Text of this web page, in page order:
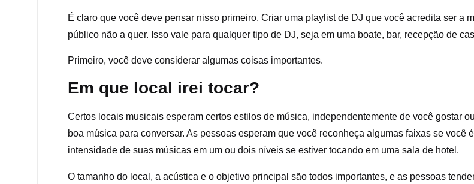
É claro que você deve pensar nisso primeiro. Criar uma playlist de DJ que você acredita ser a
público não a quer. Isso vale para qualquer tipo de DJ, seja em uma boate, bar, recepção de
Primeiro, você deve considerar algumas coisas importantes.
Em que local irei tocar?
Certos locais musicais esperam certos estilos de música, independentemente de você gostar
boa música para conversar. As pessoas esperam que você reconheça algumas faixas se você
intensidade de suas músicas em um ou dois níveis se estiver tocando em uma sala de hotel.
O tamanho do local, a acústica e o objetivo principal são todos importantes, e as pessoas